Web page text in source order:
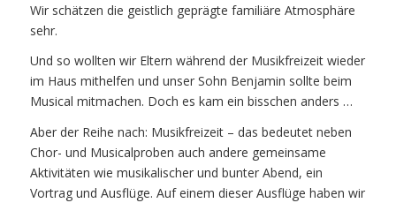
Wir schätzen die geistlich geprägte familiäre Atmosphäre
sehr.
Und so wollten wir Eltern während der Musikfreizeit wieder
im Haus mithelfen und unser Sohn Benjamin sollte beim
Musical mitmachen. Doch es kam ein bisschen anders …
Aber der Reihe nach: Musikfreizeit – das bedeutet neben
Chor- und Musicalproben auch andere gemeinsame
Aktivitäten wie musikalischer und bunter Abend, ein
Vortrag und Ausflüge. Auf einem dieser Ausflüge haben wir